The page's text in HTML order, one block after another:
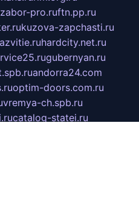
zabor-pro.ruftn.pp.ru
kuzova-zapchasti.ru
hardcity.net.ru
gubernyan.ru
andorra24.com
optim-doors.com.ru
vremya-ch.spb.ru
catalog-statei.ru